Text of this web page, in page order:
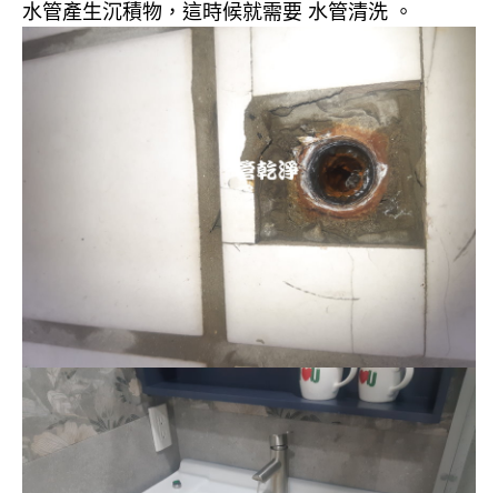
水管產生沉積物，這時候就需要 水管清洗 。